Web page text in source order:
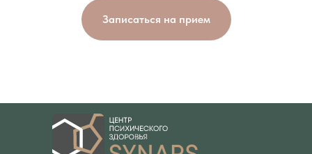
Записаться на прием